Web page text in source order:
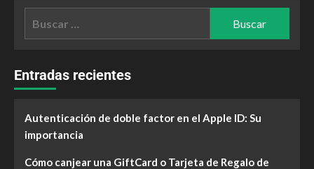
Entradas recientes
Autenticación de doble factor en el Apple ID: Su
importancia
Cómo canjear una GiftCard o Tarjeta de Regalo de